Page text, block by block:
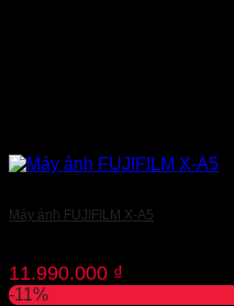
Máy ảnh FUJIFILM X-A5
11.990.000 ₫
-11%